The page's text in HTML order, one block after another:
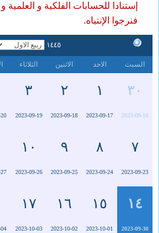
إستنادا للحسابات الفلكية و العلمية
فنرجوا الإنتباه.
١٤٤٥
السبت الاحد الاثنين الثلاثاء
٣٠
2023-09-16
١
2023-09-17
٢
2023-09-18
٣
2023-09-19
٧
2023-09-23
٨
2023-09-24
٩
2023-09-25
١٠
2023-09-26
١٤
2023-09-30
١٥
2023-10-01
١٦
2023-10-02
١٧
2023-10-03